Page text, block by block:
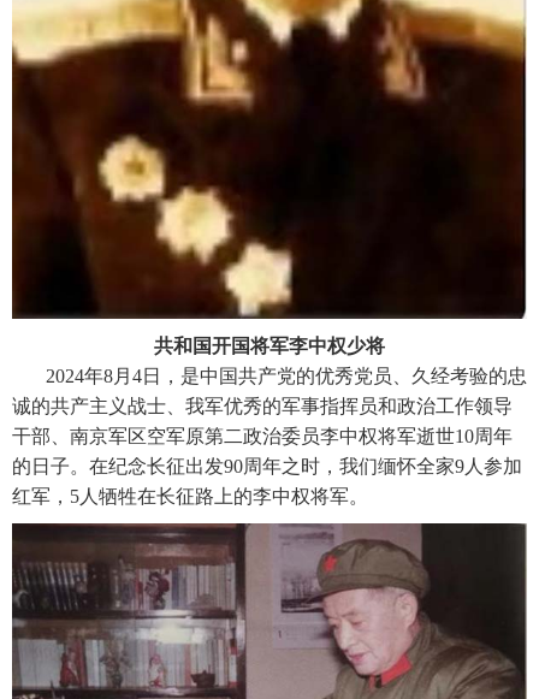
共和国开国将军李中权少将
2024年8月4日，是中国共产党的优秀党员、久经考验的忠
诚的共产主义战士、我军优秀的军事指挥员和政治工作领导
干部、南京军区空军原第二政治委员李中权将军逝世10周年
的日子。在纪念长征出发90周年之时，我们缅怀全家9人参加
红军，5人牺牲在长征路上的李中权将军。